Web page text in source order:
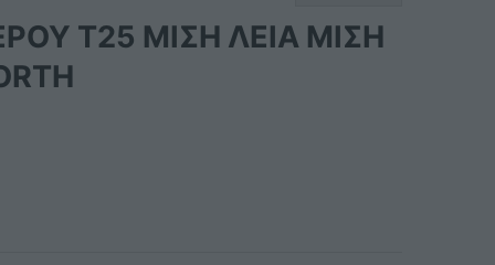
Τ25 ΜΙΣΗ ΛΕΙΑ ΜΙΣΗ